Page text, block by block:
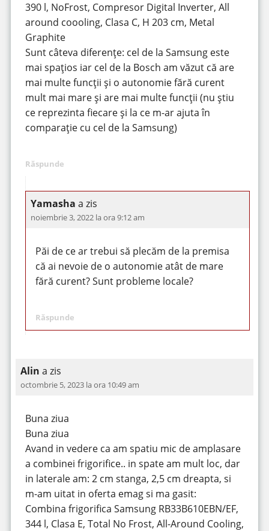
390 l, NoFrost, Compresor Digital Inverter, All
around coooling, Clasa C, H 203 cm, Metal
Graphite
Sunt câteva diferențe: cel de la Samsung este
mai spațios iar cel de la Bosch am văzut că are
mai multe funcții și o autonomie fără curent
mult mai mare și are mai multe funcții (nu știu
ce reprezinta fiecare și la ce m-ar ajuta în
comparație cu cel de la Samsung)
Răspunde
Yamasha a zis
noiembrie 3, 2022 la ora 9:12 am
Păi de ce ar trebui să plecăm de la premisa
că ai nevoie de o autonomie atât de mare
fără curent? Sunt probleme locale?
Răspunde
Alin a zis
octombrie 5, 2023 la ora 10:49 am
Buna ziua
Buna ziua
Avand in vedere ca am spatiu mic de amplasare
a combinei frigorifice.. in spate am mult loc, dar
in laterale am: 2 cm stanga, 2,5 cm dreapta, si
m-am uitat in oferta emag si ma gasit:
Combina frigorifica Samsung RB33B610EBN/EF,
344 l, Clasa E, Total No Frost, All-Around Cooling,